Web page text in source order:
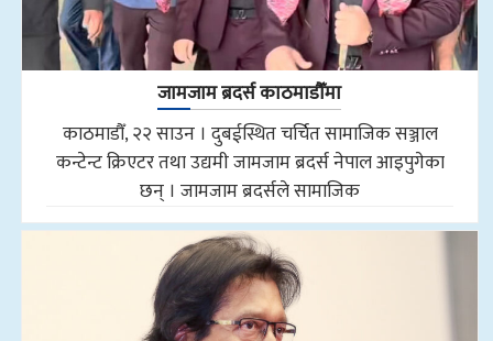
जामजाम ब्रदर्स काठमाडौँमा
काठमाडौँ, २२ साउन । दुबईस्थित चर्चित सामाजिक सञ्जाल
कन्टेन्ट क्रिएटर तथा उद्यमी जामजाम ब्रदर्स नेपाल आइपुगेका
छन् । जामजाम ब्रदर्सले सामाजिक